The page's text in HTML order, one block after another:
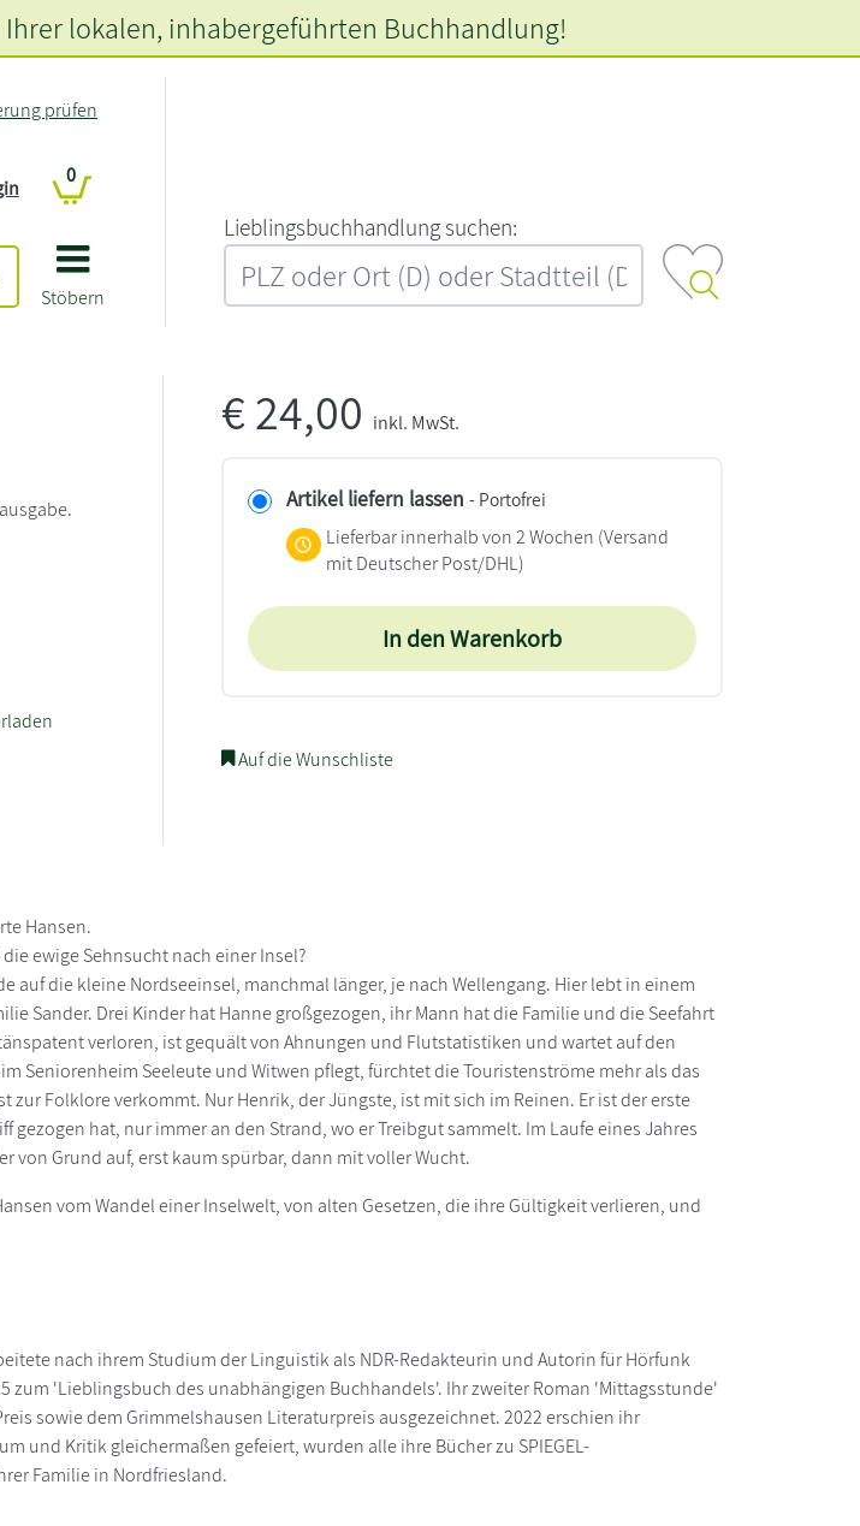
Stöbern
prüfen
0
L‍i‍e‍b‍l‍i‍n‍g‍s‍b‍u‍c‍h‍h‍a‍n‍d‍l‍u‍n‍g‍ ‍s‍u‍c‍h‍e‍n‍:‍
lokalen, inhabergeführten Buchhandlung!
€24,00 inkl. MwSt.
Artikel liefern lassen - Portofrei
Lieferbar innerhalb von 2 Wochen (Versand
mit Deutscher Post/DHL)
In den Warenkorb
Auf die Wunschliste
Hansen.
ewige Sehnsucht nach einer Insel?
auf die kleine Nordseeinsel, manchmal länger, je nach Wellengang. Hier lebt in einem
Sander. Drei Kinder hat Hanne großgezogen, ihr Mann hat die Familie und die Seefahrt
verloren, ist gequält von Ahnungen und Flutstatistiken und wartet auf den
Seniorenheim Seeleute und Witwen pflegt, fürchtet die Touristenströme mehr als das
zur Folklore verkommt. Nur Henrik, der Jüngste, ist mit sich im Reinen. Er ist der erste
gezogen hat, nur immer an den Strand, wo er Treibgut sammelt. Im Laufe eines Jahres
von Grund auf, erst kaum spürbar, dann mit voller Wucht.
vom Wandel einer Inselwelt, von alten Gesetzen, die ihre Gültigkeit verlieren, und
nach ihrem Studium der Linguistik als NDR-Redakteurin und Autorin für Hörfunk
zum 'Lieblingsbuch des unabhängigen Buchhandels'. Ihr zweiter Roman 'Mittagsstunde'
sowie dem Grimmelshausen Literaturpreis ausgezeichnet. 2022 erschien ihr
und Kritik gleichermaßen gefeiert, wurden alle ihre Bücher zu SPIEGEL-
Familie in Nordfriesland.